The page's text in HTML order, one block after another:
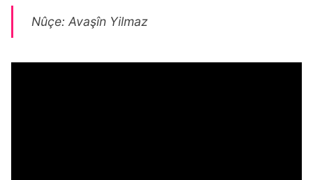
Nûçe: Avaşîn Yilmaz